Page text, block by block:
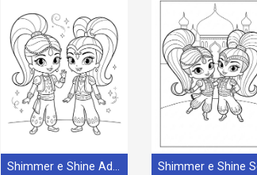
Shimmer e Shine Adorabile